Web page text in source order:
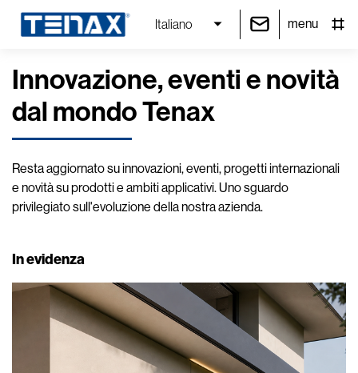
Italiano menu
Innovazione, eventi e novità
dal mondo Tenax
Resta aggiornato su innovazioni, eventi, progetti internazionali
e novità su prodotti e ambiti applicativi. Uno sguardo
privilegiato sull'evoluzione della nostra azienda.
In evidenza